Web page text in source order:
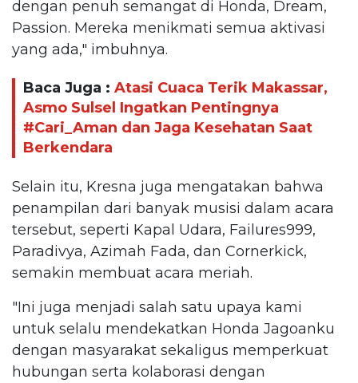
dengan penuh semangat di Honda, Dream,
Passion. Mereka menikmati semua aktivasi
yang ada," imbuhnya.
Baca Juga : Atasi Cuaca Terik Makassar,
Asmo Sulsel Ingatkan Pentingnya
#Cari_Aman dan Jaga Kesehatan Saat
Berkendara
Selain itu, Kresna juga mengatakan bahwa
penampilan dari banyak musisi dalam acara
tersebut, seperti Kapal Udara, Failures999,
Paradivya, Azimah Fada, dan Cornerkick,
semakin membuat acara meriah.
"Ini juga menjadi salah satu upaya kami
untuk selalu mendekatkan Honda Jagoanku
dengan masyarakat sekaligus memperkuat
hubungan serta kolaborasi dengan